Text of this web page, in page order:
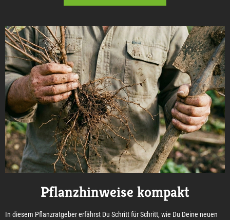
Pflanzhinweise kompakt
In diesem Pflanzratgeber erfährst Du Schritt für Schritt, wie Du Deine neuen